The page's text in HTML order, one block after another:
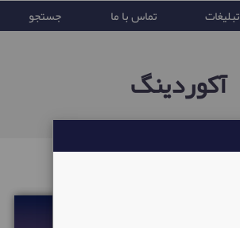
تبلیغات تماس با ما جستجو
آکوردینگ